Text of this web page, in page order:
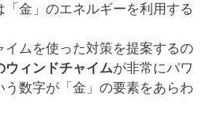
金」のエネルギーを利用する
ムを使った対策を提案するの
ウィンドチャイムが非常にパワ
数字が「金」の要素をあらわ